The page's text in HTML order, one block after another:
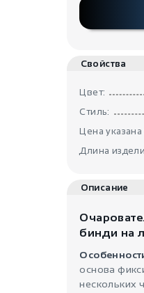
Свойства
Цвет:
Стиль:
Цена указана
Длина
Описание
бинди на
основа
нескольких